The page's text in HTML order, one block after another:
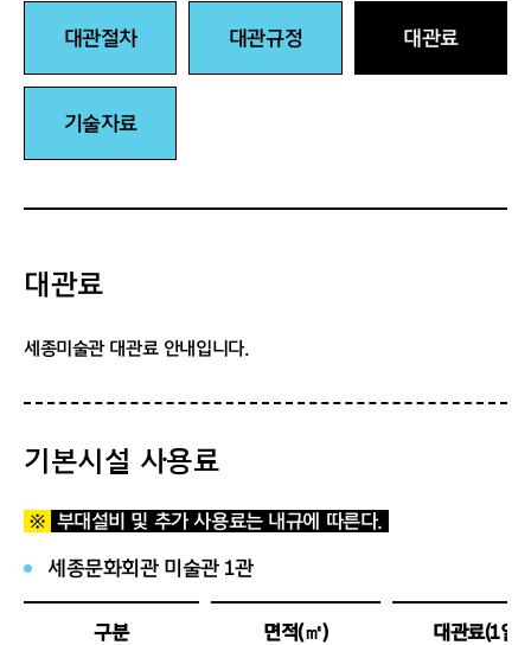
대관절차 대관규정 대관료
기술자료
대관료
세종미술관 대관료 안내입니다.
기본시설 사용료
※ 부대설비 및 추가 사용료는 내규에 따른다.
세종문화회관 미술관 1관
구분 면적(㎡) 대관료(1일)